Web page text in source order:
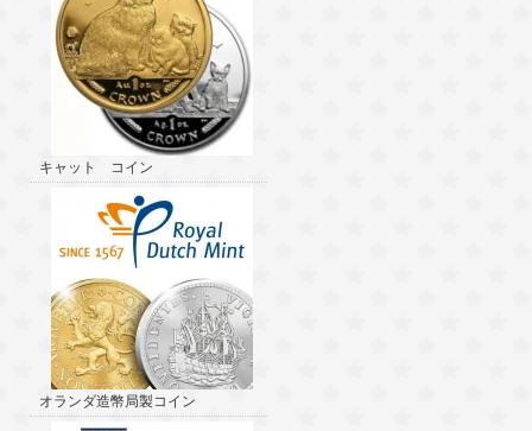
キャット コイン
オランダ造幣局製コイン